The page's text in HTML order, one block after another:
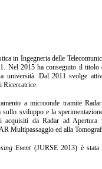
in Ingegneria delle
Nel 2015 ha conseguito il
università. Dal 2011 svolge
a microonde tramite
sullo sviluppo e la
acquisiti da Radar ad Apertura
Multipassaggio ed alla
Event(JURSE 2013) è stata